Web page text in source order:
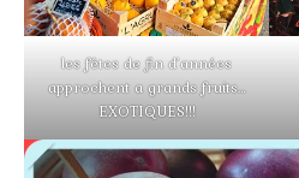
les fêtes de fin d’années
approchent a grands fruits…
EXOTIQUES!!!